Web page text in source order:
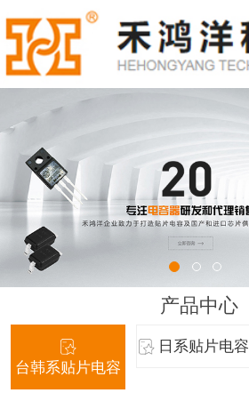
产品中心
台韩系贴片电容
日系贴片电容